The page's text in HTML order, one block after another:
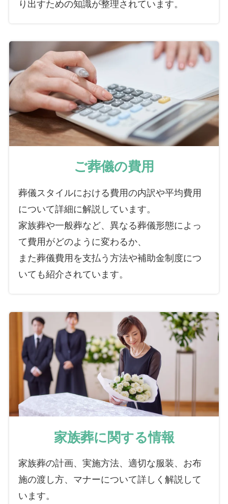
り出すための知識が整理されています。
ご葬儀の費用
葬儀スタイルにおける費用の内訳や平均費用
について詳細に解説しています。
家族葬や一般葬など、異なる葬儀形態によっ
て費用がどのように変わるか、
また葬儀費用を支払う方法や補助金制度につ
いても紹介されています。
家族葬に関する情報
家族葬の計画、実施方法、適切な服装、お布
施の渡し方、マナーについて詳しく解説して
います。